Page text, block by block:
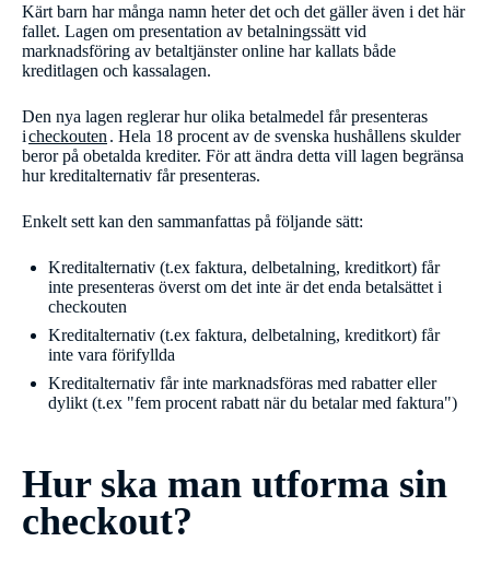
Kärt barn har många namn heter det och det gäller även i det här
fallet. Lagen om presentation av betalningssätt vid
marknadsföring av betaltjänster online har kallats både
kreditlagen och kassalagen.
Den nya lagen reglerar hur olika betalmedel får presenteras
icheckouten . Hela 18 procent av de svenska hushållens skulder
beror på obetalda krediter. För att ändra detta vill lagen begränsa
hur kreditalternativ får presenteras.
Enkelt sett kan den sammanfattas på följande sätt:
Kreditalternativ (t.ex faktura, delbetalning, kreditkort) får
inte presenteras överst om det inte är det enda betalsättet i
checkouten
Kreditalternativ (t.ex faktura, delbetalning, kreditkort) får
inte vara förifyllda
Kreditalternativ får inte marknadsföras med rabatter eller
dylikt (t.ex "fem procent rabatt när du betalar med faktura")
Hur ska man utforma sin
checkout?